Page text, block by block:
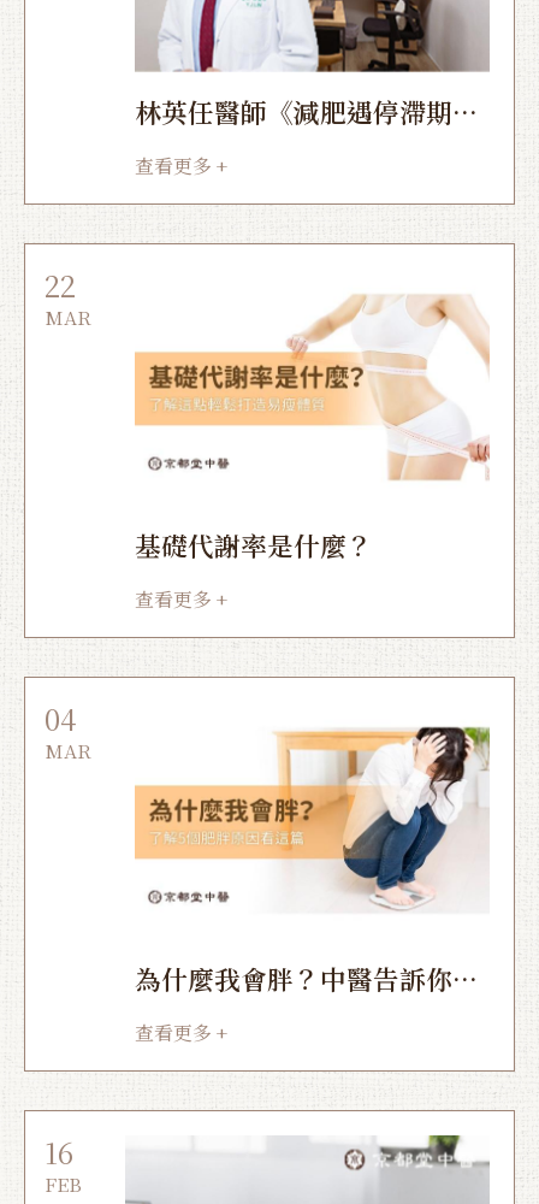
林英任醫師《減肥遇停滯期最
容易犯的誤判》
查看更多 +
22
MAR
基礎代謝率是什麼？
查看更多 +
04
MAR
為什麼我會胖？中醫告訴你5
個肥胖原因
查看更多 +
16
FEB